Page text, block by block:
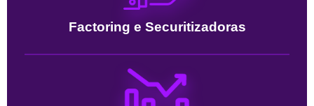
Factoring e Securitizadoras